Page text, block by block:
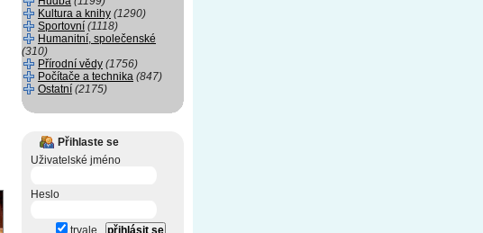
Kultura a knihy (1290)
Sportovní (1118)
Humanitní, společenské
(310)
Přírodní vědy (1756)
Počítače a technika (847)
Ostatní (2175)
Přihlaste se
Uživatelské jméno
Heslo
trvale